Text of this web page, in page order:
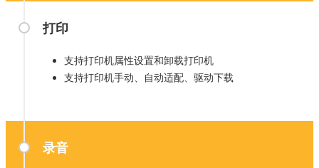
打印
支持打印机属性设置和卸载打印机
支持打印机手动、自动适配、驱动下载
录音